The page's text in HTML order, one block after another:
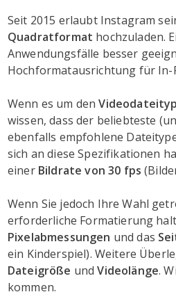
Seit 2015 erlaubt Instagram
Quadratformat hochzuladen.
Anwendungsfälle besser
Hochformatausrichtung für In-
Wenn es um denVideodateityp
wissen, dass der beliebteste
ebenfalls empfohlene
sich an diese Spezifikationen
einer Bildrate von 30 fps
Wenn Sie jedoch Ihre Wahl
erforderliche Formatierung
Pixelabmessungen und das
ein Kinderspiel). Weitere
Dateigröße undVideolänge.
kommen.